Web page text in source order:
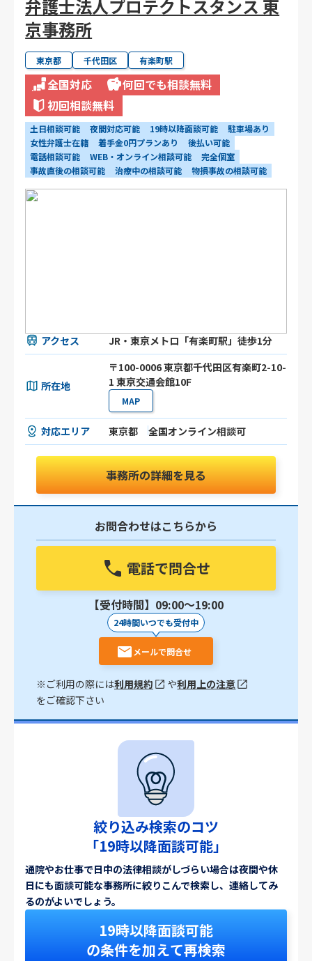
弁護士法人プロテクトスタンス 東
京事務所
東京都 千代田区 有楽町駅
全国対応
何回でも相談無料
初回相談無料
土日相談可能 夜間対応可能 19時以降面談可能
駐車場あり
女性弁護士在籍
着手金0円プランあり
後払い可能
電話相談可能
WEB・オンライン相談可能
完全個室
事故直後の相談可能
治療中の相談可能 物損事故の相談可能
アクセス JR・東京メトロ「有楽町駅」徒歩1分
所在地
〒100-0006 東京都千代田区有楽町2-10-
1 東京交通会館10F
MAP
対応エリア 東京都 全国オンライン相談可
事務所の詳細を見る
お問合わせはこちらから
電話で問合せ
【受付時間】09:00〜19:00
24時間いつでも受付中
メールで問合せ
※ご利用の際には利用規約 や利用上の注意
をご確認下さい
絞り込み検索のコツ
「19時以降面談可能」
通院やお仕事で日中の法律相談がしづらい場合は夜間や休
日にも面談可能な事務所に絞りこんで検索し、連絡してみ
るのがよいでしょう。
19時以降面談可能
の条件を加えて再検索